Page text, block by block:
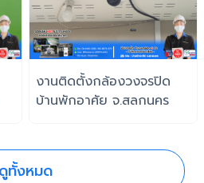
งานติดตั้งกล้องวงจรปิด
บ้านพักอาศัย จ.สลกนคร
ดูทั้งหมด